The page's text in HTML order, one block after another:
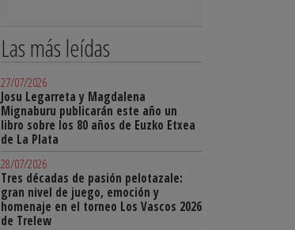
Las más leídas
27/07/2026
Josu Legarreta y Magdalena
Mignaburu publicarán este año un
libro sobre los 80 años de Euzko Etxea
de La Plata
28/07/2026
Tres décadas de pasión pelotazale:
gran nivel de juego, emoción y
homenaje en el torneo Los Vascos 2026
de Trelew